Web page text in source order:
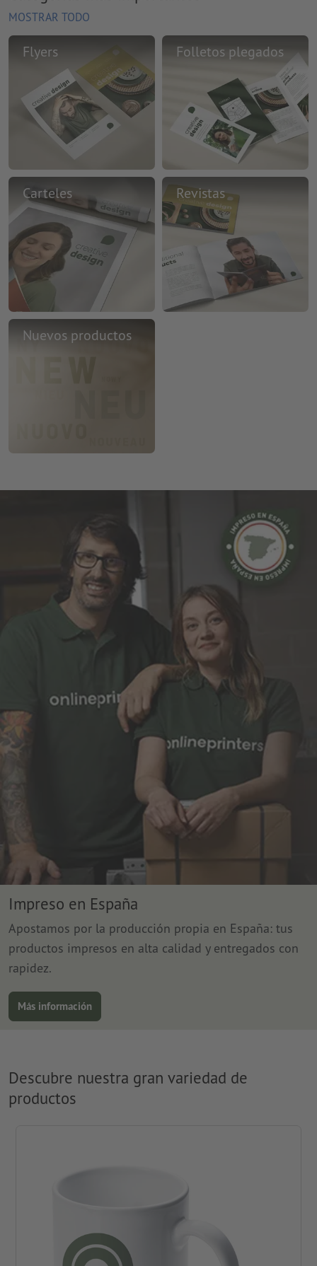
MOSTRAR TODO
Flyers Folletos plegados
Carteles Revistas
Nuevos productos
Impreso en España
Apostamos por la producción propia en España: tus
productos impresos en alta calidad y entregados con
rapidez.
Más información
Descubre nuestra gran variedad de
productos